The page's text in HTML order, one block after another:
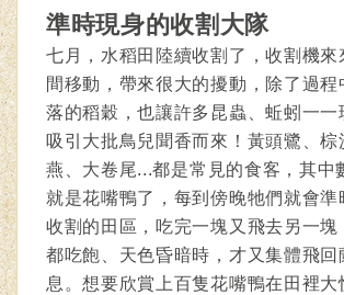
準時現身的收割大隊
七月，水稻田陸續收割了，收割機來
間移動，帶來很大的擾動，除了過程
落的稻穀，也讓許多昆蟲、蚯蚓一一
吸引大批鳥兒聞香而來！黃頭鷺、棕
燕、大卷尾...都是常見的食客，其中
就是花嘴鴨了，每到傍晚牠們就會準
收割的田區，吃完一塊又飛去另一塊
都吃飽、天色昏暗時，才又集體飛回
息。想要欣賞上百隻花嘴鴨在田裡大